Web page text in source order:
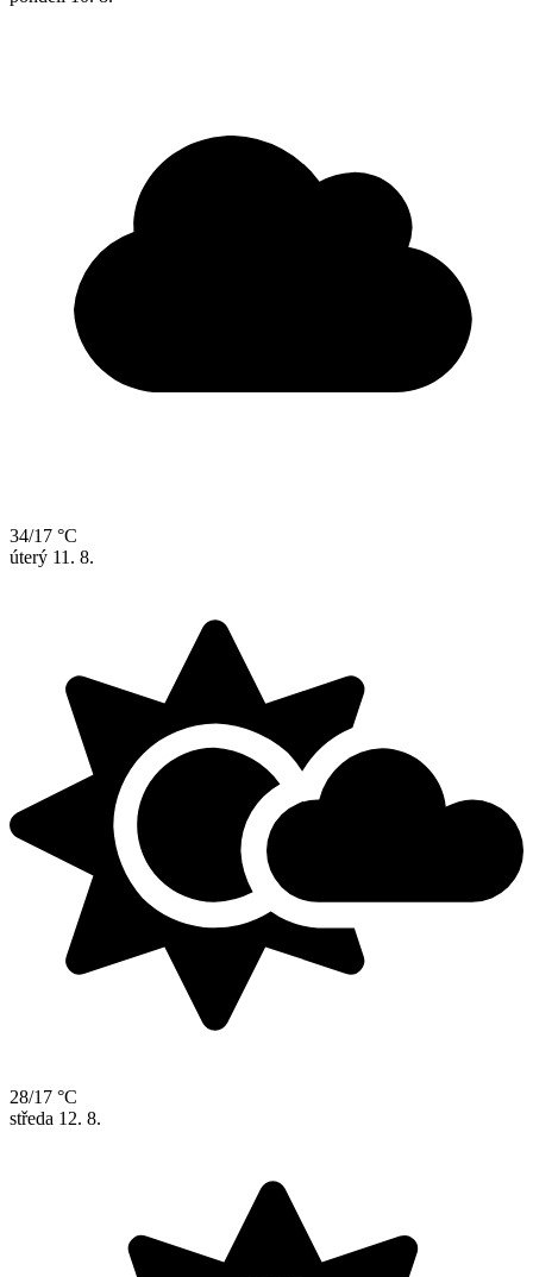
34/17 °C
úterý 11. 8.
28/17 °C
středa 12. 8.